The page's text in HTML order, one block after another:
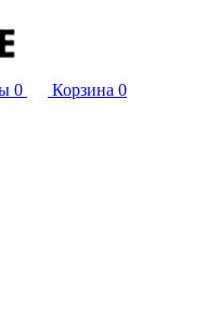
0 Корзина 0